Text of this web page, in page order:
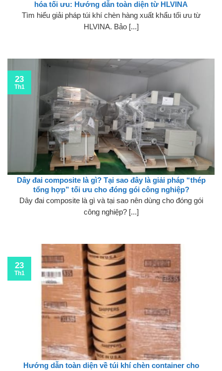
hóa tối ưu: Hướng dẫn toàn diện từ HLVINA
Tìm hiểu giải pháp túi khí chèn hàng xuất khẩu tối ưu từ
HLVINA. Bảo [...]
Dây đai composite là gì? Tại sao đây là giải pháp “thép
tổng hợp” tối ưu cho đóng gói công nghiệp?
Dây đai composite là gì và tại sao nên dùng cho đóng gói
công nghiệp? [...]
23
Th1
Hướng dẫn toàn diện về túi khí chèn container cho
23
Th1